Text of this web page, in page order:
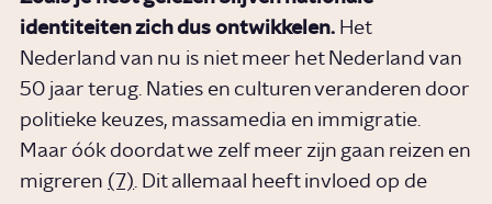
identiteiten zich dus ontwikkelen. Het
Nederland van nu is niet meer het Nederland van
50 jaar terug. Naties en culturen veranderen door
politieke keuzes, massamedia en immigratie.
Maar óók doordat we zelf meer zijn gaan reizen en
migreren (7). Dit allemaal heeft invloed op de